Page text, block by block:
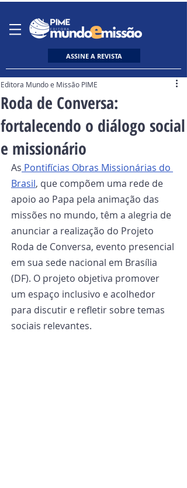
ASSINE A REVISTA
Roda de Conversa:
fortalecendo o diálogo social
e missionário
Editora Mundo e Missão PIME
As Pontifícias Obras Missionárias do
Brasil, que compõem uma rede de
apoio ao Papa pela animação das
missões no mundo, têm a alegria de
anunciar a realização do Projeto
Roda de Conversa, evento presencial
em sua sede nacional em Brasília
(DF). O projeto objetiva promover
um espaço inclusivo e acolhedor
para discutir e refletir sobre temas
sociais relevantes.